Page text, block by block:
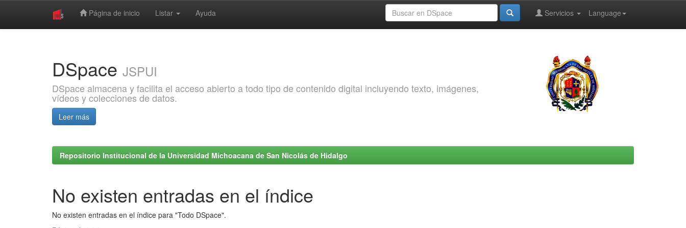
Página de inicio Listar Ayuda Language
Servicios
DSpace JSPUI
DSpace almacena y facilita el acceso abierto a todo tipo de contenido digital incluyendo texto, imágenes,
vídeos y colecciones de datos.
Leer más
Repositorio Institucional de la Universidad Michoacana de San Nicolás de Hidalgo
No existen entradas en el índice
No existen entradas en el índice para "Todo DSpace".